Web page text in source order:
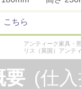
こちら
アンティーク家具・
リス（英国）アンテ
要 (仕